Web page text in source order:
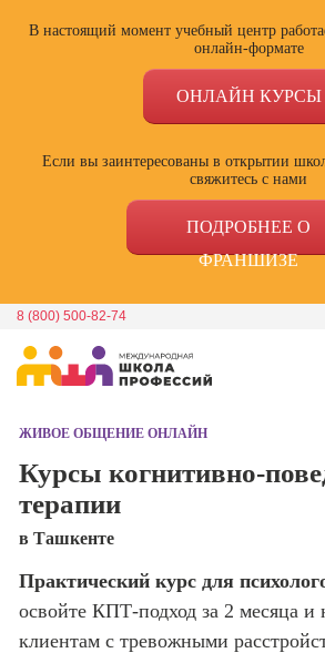
В настоящий момент учебный центр
онлайн-формате
ОНЛАЙН КУРСЫ
Если вы заинтересованы в открытии
свяжитесь с нами
ПОДРОБНЕЕ О
ФРАНШИЗЕ
8 (800) 500-82-74
Школа дизайна
Школа нейросетей и
Школа психологии
ЖИВОЕ ОБЩЕНИЕ ОНЛАЙН
Курсы когнитивно-
терапии
в Ташкенте
Практический курс для
освойте КПТ-подход за 2 месяца и
клиентам с тревожными